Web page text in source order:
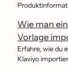
Wie man
Vorlage
Erfahre, wie du
Klaviyo